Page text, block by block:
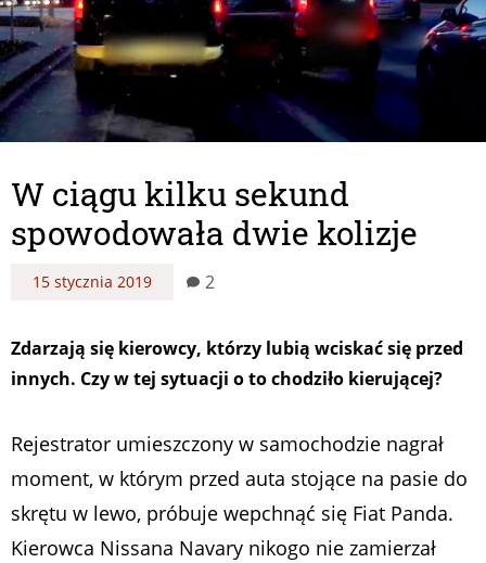
W ciągu kilku sekund
spowodowała dwie kolizje
15 stycznia 2019 2
Zdarzają się kierowcy, którzy lubią wciskać się przed
innych. Czy w tej sytuacji o to chodziło kierującej?
Rejestrator umieszczony w samochodzie nagrał
moment, w którym przed auta stojące na pasie do
skrętu w lewo, próbuje wepchnąć się Fiat Panda.
Kierowca Nissana Navary nikogo nie zamierzał